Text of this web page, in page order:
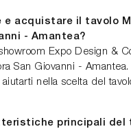
e acquistare il tavolo
- Amantea?
Expo Design &
San Giovanni -
nella scelta del
principali del